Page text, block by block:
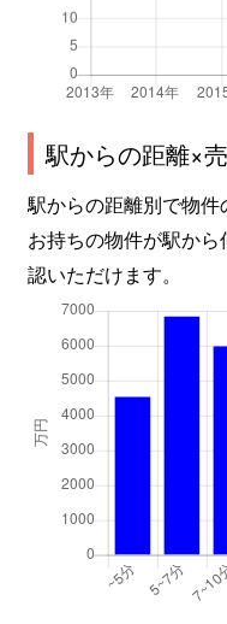
駅からの距離×
駅からの距離別で物件
お持ちの物件が駅か
認いただけます。